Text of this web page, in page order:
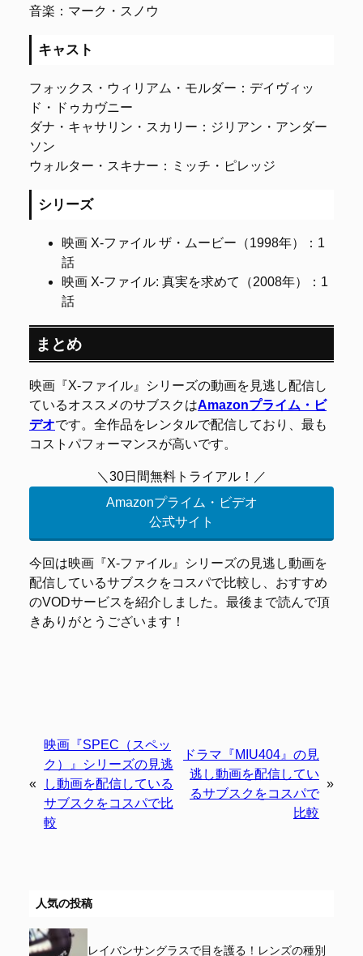
音楽：マーク・スノウ
キャスト
フォックス・ウィリアム・モルダー：デイヴィッ
ド・ドゥカヴニー
ダナ・キャサリン・スカリー：ジリアン・アンダー
ソン
ウォルター・スキナー：ミッチ・ピレッジ
シリーズ
映画 X-ファイル ザ・ムービー（1998年）：1
話
映画 X-ファイル: 真実を求めて（2008年）：1
話
まとめ
映画『X-ファイル』シリーズの動画を見逃し配信し
ているオススメのサブスクはAmazonプライム・ビ
デオです。全作品をレンタルで配信しており、最も
コストパフォーマンスが高いです。
＼30日間無料トライアル！／
Amazonプライム・ビデオ
公式サイト
今回は映画『X-ファイル』シリーズの見逃し動画を
配信しているサブスクをコスパで比較し、おすすめ
のVODサービスを紹介しました。最後まで読んで頂
きありがとうございます！
«
映画『SPEC（スペッ
ク）』シリーズの見逃
し動画を配信している
サブスクをコスパで比
較
ドラマ『MIU404』の見
逃し動画を配信してい
るサブスクをコスパで
比較
»
人気の投稿
レイバンサングラスで目を護る！レンズの種別